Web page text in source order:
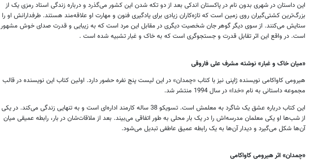
این داستان در شهری بدون نام در پاکستان اندکی بعد از دو تکه شدن این کشور می‌گذرد و درباره زندگی استاد رمزی یک از
بزرگ‌ترین کشتی‌گیران روی زمین است که تازه‌کاران زیادی برای یادگیری فنون و مهارت او علاقه‌مند هستند. طرفدارانش او را
ستایش می‌کنند. از سوی دیگر گوهر جان شخصیت دیگری در مقابل این مرد است که به زیبایی و قدرت صدای خوش مشهور
است. در واقع این اثر تقابل قدرت و جستجوگری است که به خاک و غبار تشبیه شده است .
«میان خاک و غبار» نوشته مشرف علی فاروقی
هیرومی کاواکامی نویسنده ژاپنی نیز با کتاب «چمدان» در این لیست پنج نفره حضور دارد. اولین کتاب این نویسنده در قالب
مجموعه داستانی به نام «خدا» در سال 1994 منتشر شد.
این کتاب درباره عشق یک شاگرد به معلمش است. تسویکو 38 ساله کارمند اداره‌ای است و به تنهایی زندگی می‌کند. در یکی
از شب‌ها او یکی معلمان مدرسه‌اش را در یک بار محلی به طور اتفاقی می‌بیند. بعد از ملاقات‌شان در بار، رابطه عمیقی میان
آن‌ها شکل می‌گیرد و دیدار آن‌ها به یک رابطه عمیق عاطفی تبدیل می‌شود.
«چمدان» اثر هیرومی کاواکامی